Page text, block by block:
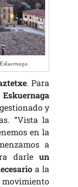
. Para
y
“Vista la
en la
a
darleun
a la